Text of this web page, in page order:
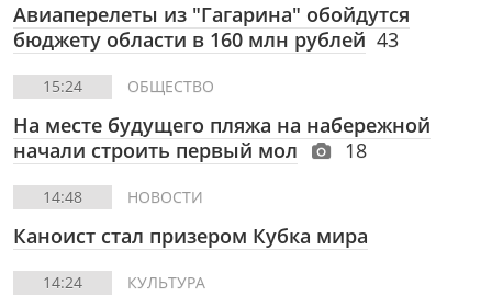
Авиаперелеты из "Гагарина" обойдутся
бюджету области в 160 млн рублей 43
15:24 ОБЩЕСТВО
На месте будущего пляжа на набережной
начали строить первый мол
18
14:48 НОВОСТИ
Каноист стал призером Кубка мира
14:24 КУЛЬТУРА